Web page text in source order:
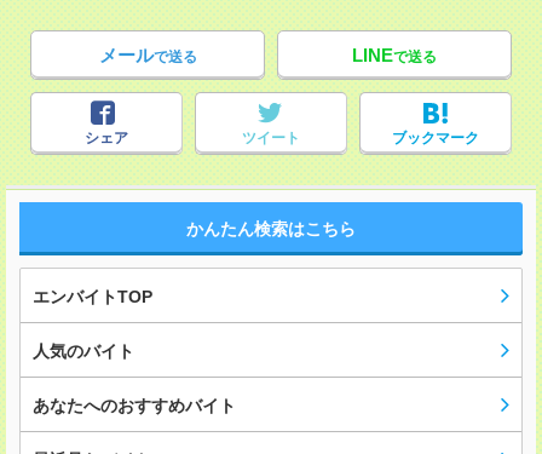
メールで送る LINEで送る
シェア ツイート ブックマーク
かんたん検索はこちら
エンバイトTOP
人気のバイト
あなたへのおすすめバイト